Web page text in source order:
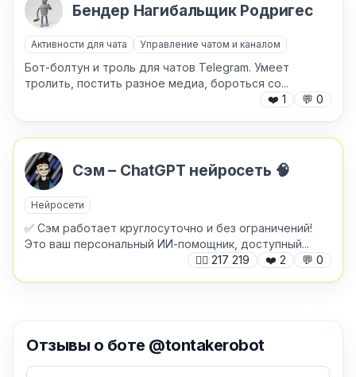
Как добавить бота?
Хочу получить ответ на email
Отправить
Бендер Нагибальщик Родригес
Активности для чата Управление чатом и каналом
Бот-болтун и троль для чатов Telegram. Умеет
тролить, постить разное медиа, бороться со...
❤️ 1 💬 0
Сэм – ChatGPT нейросеть 🧠
Нейросети
✅ Сэм работает круглосуточно и без ограничений!
Это ваш персональный ИИ-помощник, доступный...
🙍‍♂️ 217 219 ❤️ 2 💬 0
Отзывы о боте @tontakerobot